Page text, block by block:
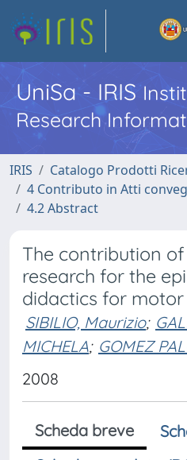
UniSa - IRIS
Research
IRIS
Catalogo Prodotti
4 Contributo in Atti
4.2 Abstract
The contribution
research for the
didactics for
SIBILIO, Maurizio;
MICHELA; GOMEZ
2008
Scheda breve